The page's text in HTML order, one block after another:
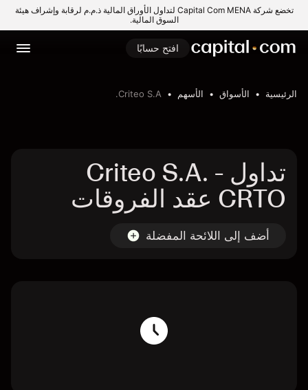
تخضع شركة Capital Com MENA لتداول الأوراق المالية ذ.م.م لرقابة وإشراف هيئة
السوق المالية.
افتح حسابًا
الرئيسية الأسواق الأسهم Criteo S.A.
تداول Criteo S.A. -
CRTO عقد الفروقات
أضف إلى اللائحة المفضلة